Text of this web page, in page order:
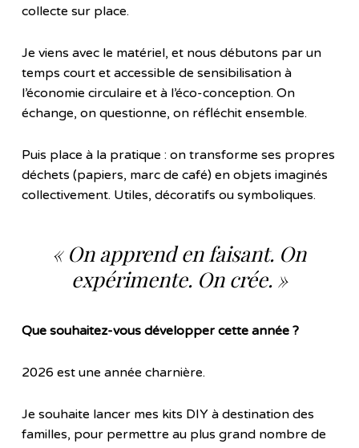
collecte sur place.
Je viens avec le matériel, et nous débutons par un
temps court et accessible de sensibilisation à
l’économie circulaire et à l’éco-conception. On
échange, on questionne, on réfléchit ensemble.
Puis place à la pratique : on transforme ses propres
déchets (papiers, marc de café) en objets imaginés
collectivement. Utiles, décoratifs ou symboliques.
« On apprend en faisant. On
expérimente. On crée. »
Que souhaitez-vous développer cette année ?
2026 est une année charnière.
Je souhaite lancer mes kits DIY à destination des
familles, pour permettre au plus grand nombre de